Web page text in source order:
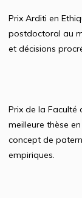
Prix Arditi en
postdoctoral au
et décisions
Prix de la Faculté
meilleure thèse
concept de
empiriques.